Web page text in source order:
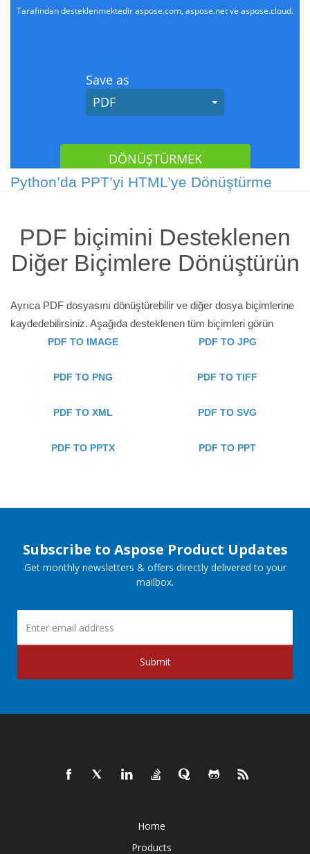
Python’da PPT’yi HTML’ye Dönüştürme
PDF biçimini Desteklenen
Diğer Biçimlere Dönüştürün
Ayrıca PDF dosyasını dönüştürebilir ve diğer dosya biçimlerine
kaydedebilirsiniz. Aşağıda desteklenen tüm biçimleri görün
PDF TO IMAGE PDF TO JPG
PDF TO PNG PDF TO TIFF
PDF TO XML PDF TO SVG
PDF TO PPTX PDF TO PPT
Subscribe to Aspose Product Updates
Get monthly newsletters & offers directly delivered to your
mailbox.
Submit
Home
Products